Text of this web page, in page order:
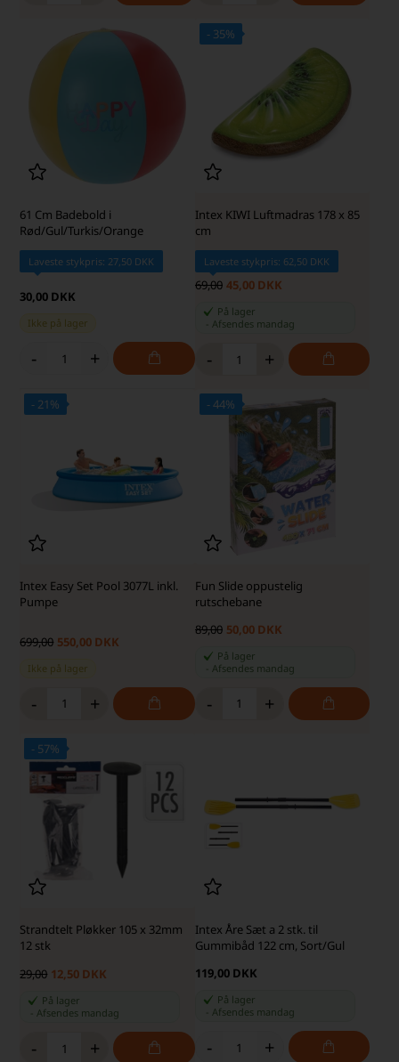
61 Cm Badebold i
Rød/Gul/Turkis/Orange
Laveste stykpris: 27,50 DKK
30,00 DKK
Ikke på lager
- +
- 35%
SKARP PRIS · SKARP PRIS
Intex KIWI Luftmadras 178 x 85
cm
Laveste stykpris: 62,50 DKK
69,00 45,00 DKK
På lager
Afsendes mandag
- +
- 21%
Intex Easy Set Pool 3077L inkl.
Pumpe
699,00 550,00 DKK
Ikke på lager
- +
- 44%
SKARP PRIS · SKARP PRIS
Fun Slide oppustelig
rutschebane
89,00 50,00 DKK
På lager
Afsendes mandag
- +
- 57%
Strandtelt Pløkker 105 x 32mm
12 stk
29,00 12,50 DKK
På lager
-Afsendes mandag
- +
Intex Åre Sæt a 2 stk. til
Gummibåd 122 cm, Sort/Gul
119,00 DKK
På lager
Afsendes mandag
- +